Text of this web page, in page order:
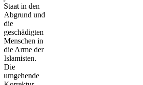
Staat in den
Abgrund und
die
geschädigten
Menschen in
die Arme der
Islamisten.
Die
umgehende